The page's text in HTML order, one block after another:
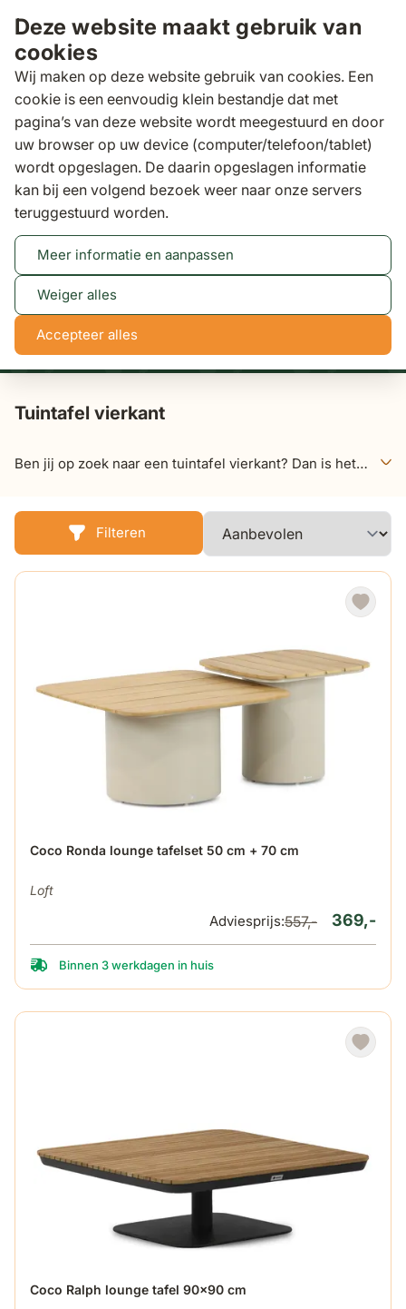
Deze website maakt gebruik van
cookies
Wij maken op deze website gebruik van cookies. Een
cookie is een eenvoudig klein bestandje dat met
pagina’s van deze website wordt meegestuurd en door
uw browser op uw device (computer/telefoon/tablet)
wordt opgeslagen. De daarin opgeslagen informatie
kan bij een volgend bezoek weer naar onze servers
teruggestuurd worden.
Meer informatie en aanpassen
Weiger alles
Accepteer alles
Zoeken
Binnen 3 dagengratis bezorgd
Tuintafels
Tot 50% korting
0
dagen
13 27 33
Tuintafel vierkant
Ben jij op zoek naar een tuintafel vierkant? Dan is het
vind je geweldige tuintafels vierkant, die je tuin of
buitenverblijf voorzien van een gezellige sfeer en
uitstraling!
Filteren
Coco Ronda lounge tafelset 50 cm + 70 cm
Loft
De prijs is afhankelijk van de gekozen opties op de
369,-
Adviesprijs:557,-
Binnen 3 werkdagen in huis
Coco Ralph lounge tafel 90x90 cm
De prijs is afhankelijk van de gekozen opties op de